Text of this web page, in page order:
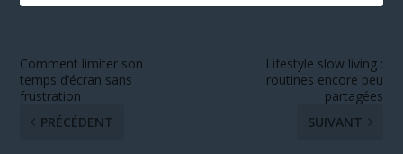
Comment limiter son
temps d’écran sans
frustration
PRÉCÉDENT
Lifestyle slow living :
routines encore peu
partagées
SUIVANT